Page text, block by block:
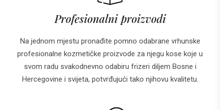
Profesionalni proizvodi
Na jednom mjestu pronađite pomno odabrane vrhunske
profesionalne kozmetičke proizvode za njegu kose koje u
svom radu svakodnevno odabiru frizeri diljem Bosne i
Hercegovine i svijeta, potvrđujući tako njihovu kvalitetu.